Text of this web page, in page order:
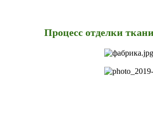
Процесс отделки ткани